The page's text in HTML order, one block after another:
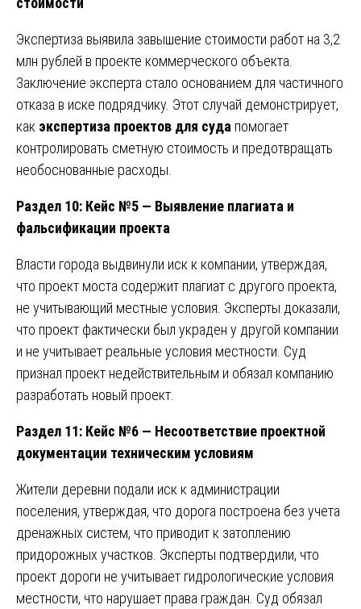
Экспертиза выявила завышение стоимости работ на 3,2
млн рублей в проекте коммерческого объекта.
Заключение эксперта стало основанием для частичного
отказа в иске подрядчику. Этот случай демонстрирует,
как экспертиза проектов для суда помогает
контролировать сметную стоимость и предотвращать
необоснованные расходы.
Раздел 10: Кейс №5 — Выявление плагиата и
фальсификации проекта
Власти города выдвинули иск к компании, утверждая,
что проект моста содержит плагиат с другого проекта,
не учитывающий местные условия. Эксперты доказали,
что проект фактически был украден у другой компании
и не учитывает реальные условия местности. Суд
признал проект недействительным и обязал компанию
разработать новый проект.
Раздел 11: Кейс №6 — Несоответствие проектной
документации техническим условиям
Жители деревни подали иск к администрации
поселения, утверждая, что дорога построена без учета
дренажных систем, что приводит к затоплению
придорожных участков. Эксперты подтвердили, что
проект дороги не учитывает гидрологические условия
местности, что нарушает права граждан. Суд обязал